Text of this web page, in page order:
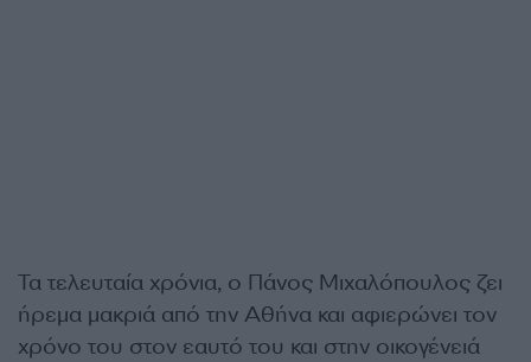
Τα τελευταία χρόνια, ο Πάνος Μιχαλόπουλος ζει
ήρεμα μακριά από την Αθήνα και αφιερώνει τον
χρόνο του στον εαυτό του και στην οικογένειά